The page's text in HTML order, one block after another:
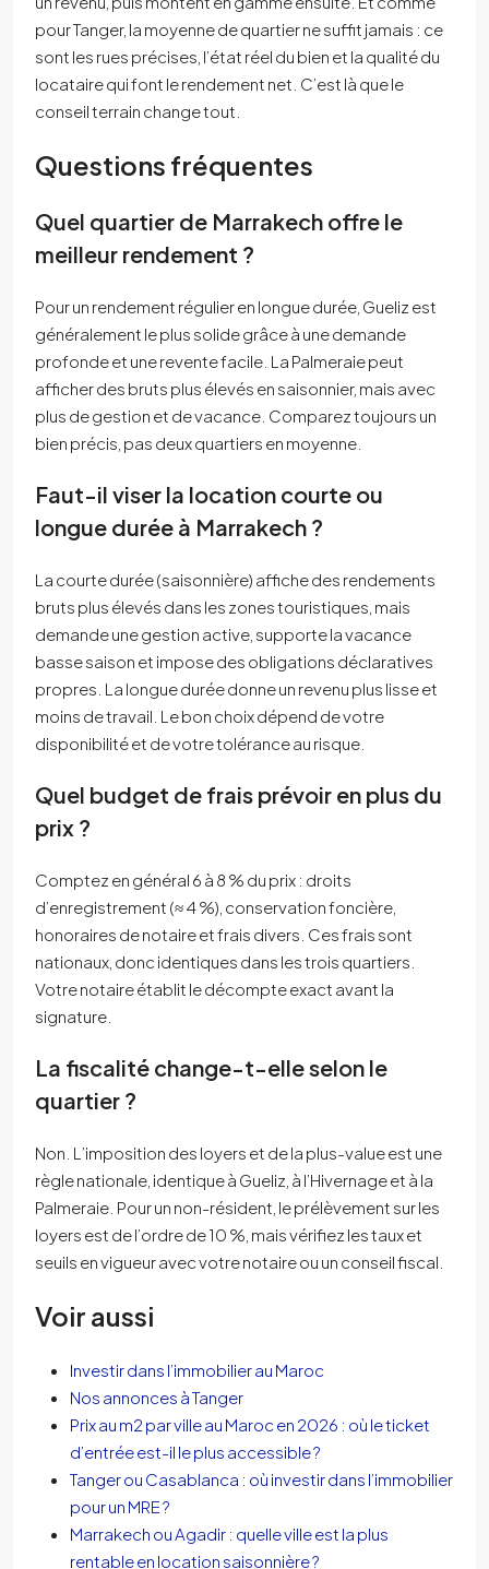
pour Tanger, la moyenne de quartier ne suffit jamais : ce
sont les rues précises, l’état réel du bien et la qualité du
locataire qui font le rendement net. C’est là que le
conseil terrain change tout.
Questions fréquentes
Quel quartier de Marrakech offre le
meilleur rendement ?
Pour un rendement régulier en longue durée, Gueliz est
généralement le plus solide grâce à une demande
profonde et une revente facile. La Palmeraie peut
afficher des bruts plus élevés en saisonnier, mais avec
plus de gestion et de vacance. Comparez toujours un
bien précis, pas deux quartiers en moyenne.
Faut-il viser la location courte ou
longue durée à Marrakech ?
La courte durée (saisonnière) affiche des rendements
bruts plus élevés dans les zones touristiques, mais
demande une gestion active, supporte la vacance
basse saison et impose des obligations déclaratives
propres. La longue durée donne un revenu plus lisse et
moins de travail. Le bon choix dépend de votre
disponibilité et de votre tolérance au risque.
Quel budget de frais prévoir en plus du
prix ?
Comptez en général 6 à 8 % du prix : droits
d’enregistrement (≈ 4 %), conservation foncière,
honoraires de notaire et frais divers. Ces frais sont
nationaux, donc identiques dans les trois quartiers.
Votre notaire établit le décompte exact avant la
signature.
La fiscalité change-t-elle selon le
quartier ?
Non. L’imposition des loyers et de la plus-value est une
règle nationale, identique à Gueliz, à l’Hivernage et à la
Palmeraie. Pour un non-résident, le prélèvement sur les
loyers est de l’ordre de 10 %, mais vérifiez les taux et
seuils en vigueur avec votre notaire ou un conseil fiscal.
Voir aussi
Investir dans l’immobilier au Maroc
Nos annonces à Tanger
Prix au m2 par ville au Maroc en 2026 : où le ticket
d’entrée est-il le plus accessible ?
Tanger ou Casablanca : où investir dans l’immobilier
pour un MRE ?
Marrakech ou Agadir : quelle ville est la plus
rentable en location saisonnière ?